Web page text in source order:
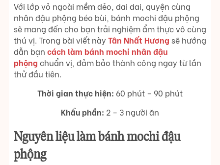
Với lớp vỏ ngoài mềm dẻo, dai dai, quyện cùng
nhân đậu phộng béo bùi, bánh mochi đậu phộng
sẽ mang đến cho bạn trải nghiệm ẩm thực vô cùng
thú vị. Trong bài viết này Tân Nhất Hương sẽ hướng
dẫn bạn cách làm bánh mochi nhân đậu
phộng chuẩn vị, đảm bảo thành công ngay từ lần
thử đầu tiên.
Thời gian thực hiện: 60 phút – 90 phút
Khẩu phần: 2 – 3 người ăn
Nguyên liệu làm bánh mochi đậu
phộng